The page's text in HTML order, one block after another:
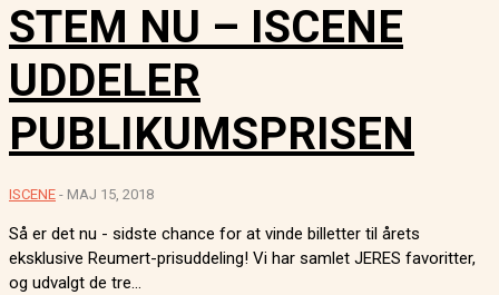
STEM NU – ISCENE
UDDELER
PUBLIKUMSPRISEN
ISCENE - MAJ 15, 2018
Så er det nu - sidste chance for at vinde billetter til årets
eksklusive Reumert-prisuddeling! Vi har samlet JERES favoritter,
og udvalgt de tre...